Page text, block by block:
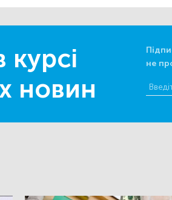
курсі
новин
не